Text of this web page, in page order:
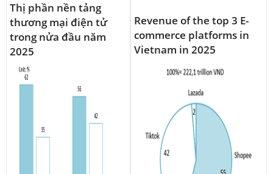
Thị phần nền tảng
thương mại điện tử
trong nửa đầu năm
2025
Revenue of the top 3 E-
commerce platforms in
Vietnam in 2025